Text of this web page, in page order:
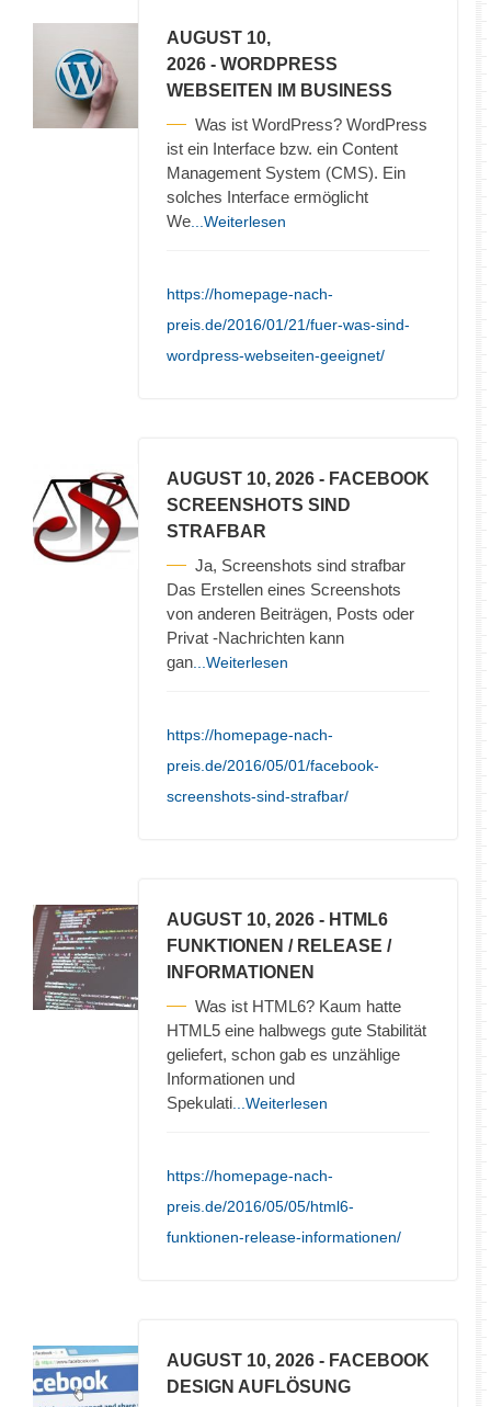
AUGUST 10,
2026 - WORDPRESS
WEBSEITEN IM BUSINESS
Was ist WordPress? WordPress
ist ein Interface bzw. ein Content
Management System (CMS). Ein
solches Interface ermöglicht
We ...Weiterlesen
https://homepage-nach-
preis.de/2016/01/21/fuer-was-sind-
wordpress-webseiten-geeignet/
AUGUST 10, 2026 - FACEBOOK
SCREENSHOTS SIND
STRAFBAR
Ja, Screenshots sind strafbar
Das Erstellen eines Screenshots
von anderen Beiträgen, Posts oder
Privat -Nachrichten kann
gan ...Weiterlesen
https://homepage-nach-
preis.de/2016/05/01/facebook-
screenshots-sind-strafbar/
AUGUST 10, 2026 - HTML6
FUNKTIONEN / RELEASE /
INFORMATIONEN
Was ist HTML6? Kaum hatte
HTML5 eine halbwegs gute Stabilität
geliefert, schon gab es unzählige
Informationen und
Spekulati ...Weiterlesen
https://homepage-nach-
preis.de/2016/05/05/html6-
funktionen-release-informationen/
AUGUST 10, 2026 - FACEBOOK
DESIGN AUFLÖSUNG